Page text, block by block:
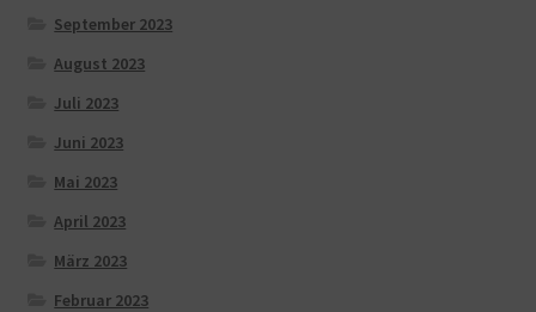
September 2023
August 2023
Juli 2023
Juni 2023
Mai 2023
April 2023
März 2023
Februar 2023